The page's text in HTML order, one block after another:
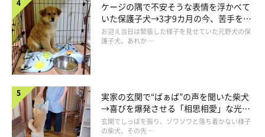
ケージの隅で不安そうな表情を浮かべて
いた保護子犬→3才9カ月の今、苦手を克
服し頼もしいコに成長！
お迎え当日は緊張した様子を見せていた元野犬の保
護子犬。あれか …
実家の玄関で“ばぁば”の声を聞いた柴犬
→喜びを爆発させる「相思相愛」な光景
にほっこり
玄関でしっぽを振り、ソワソワと落ち着かない様子
の柴犬。その先 …